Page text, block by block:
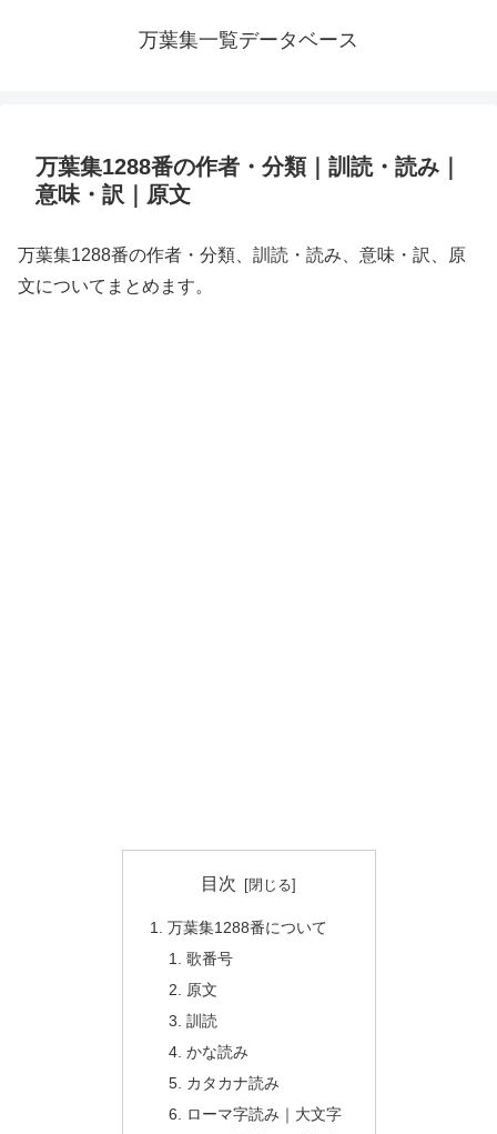
万葉集一覧データベース
万葉集1288番の作者・分類｜訓読・読み｜
意味・訳｜原文
万葉集1288番の作者・分類、訓読・読み、意味・訳、原
文についてまとめます。
目次
万葉集1288番について
歌番号
原文
訓読
かな読み
カタカナ読み
ローマ字読み｜大文字